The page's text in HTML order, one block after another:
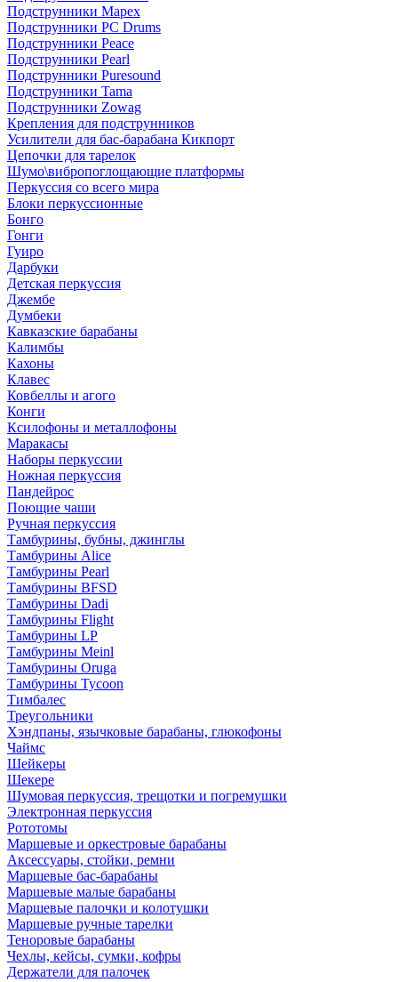
Подструнники Mapex
Подструнники PC Drums
Подструнники Peace
Подструнники Pearl
Подструнники Puresound
Подструнники Tama
Подструнники Zowag
Крепления для подструнников
Усилители для бас-барабана Кикпорт
Цепочки для тарелок
Шумо\вибропоглощающие платформы
Перкуссия со всего мира
Блоки перкуссионные
Бонго
Гонги
Гуиро
Дарбуки
Детская перкуссия
Джембе
Думбеки
Кавказские барабаны
Калимбы
Кахоны
Клавес
Ковбеллы и агого
Конги
Ксилофоны и металлофоны
Маракасы
Наборы перкуссии
Ножная перкуссия
Пандейрос
Поющие чаши
Ручная перкуссия
Тамбурины, бубны, джинглы
Тамбурины Alice
Тамбурины Pearl
Тамбурины BFSD
Тамбурины Dadi
Тамбурины Flight
Тамбурины LP
Тамбурины Meinl
Тамбурины Oruga
Тамбурины Tycoon
Тимбалес
Треугольники
Хэндпаны, язычковые барабаны, глюкофоны
Чаймс
Шейкеры
Шекере
Шумовая перкуссия, трещотки и погремушки
Электронная перкуссия
Рототомы
Маршевые и оркестровые барабаны
Аксессуары, стойки, ремни
Маршевые бас-барабаны
Маршевые малые барабаны
Маршевые палочки и колотушки
Маршевые ручные тарелки
Теноровые барабаны
Чехлы, кейсы, сумки, кофры
Держатели для палочек